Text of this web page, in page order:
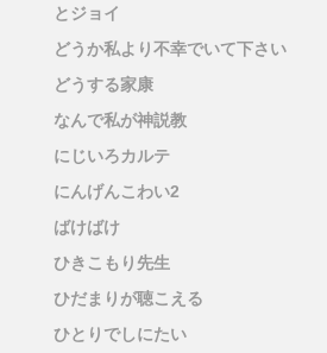
とジョイ
どうか私より不幸でいて下さい
どうする家康
なんで私が神説教
にじいろカルテ
にんげんこわい2
ばけばけ
ひきこもり先生
ひだまりが聴こえる
ひとりでしにたい